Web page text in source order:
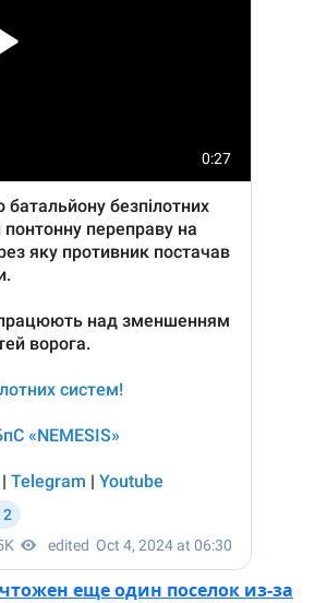
еще один поселок из-за